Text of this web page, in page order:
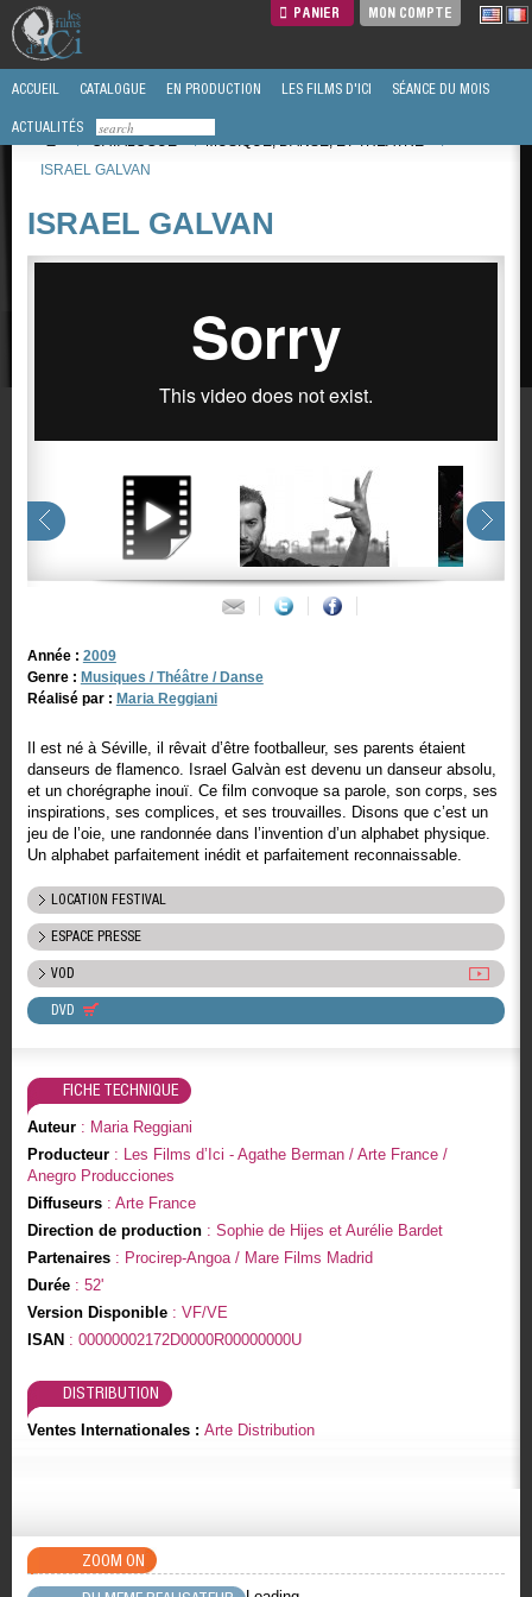
PANIER MON COMPTE
ACCUEIL CATALOGUE EN PRODUCTION LES FILMS D'ICI SÉANCE DU MOIS
ACTUALITÉS
/
CATALOGUE / MUSIQUE, DANSE, ET THÉÂTRE
/
ISRAEL GALVAN
ISRAEL GALVAN
Année : 2009
Genre : Musiques / Théâtre / Danse
Réalisé par : Maria Reggiani
Il est né à Séville, il rêvait d’être footballeur, ses parents étaient
danseurs de flamenco. Israel Galvàn est devenu un danseur absolu,
et un chorégraphe inouï. Ce film convoque sa parole, son corps, ses
inspirations, ses complices, et ses trouvailles. Disons que c’est un
jeu de l’oie, une randonnée dans l’invention d’un alphabet physique.
Un alphabet parfaitement inédit et parfaitement reconnaissable.
LOCATION FESTIVAL
ESPACE PRESSE
VOD
DVD
FICHE TECHNIQUE
Auteur: Maria Reggiani
Producteur: Les Films d’Ici - Agathe Berman / Arte France /
Anegro Producciones
Diffuseurs: Arte France
Direction de production: Sophie de Hijes et Aurélie Bardet
Partenaires: Procirep-Angoa / Mare Films Madrid
Durée: 52'
Version Disponible: VF/VE
ISAN : 00000002172D0000R00000000U
DISTRIBUTION
Ventes Internationales : Arte Distribution
ZOOM ON